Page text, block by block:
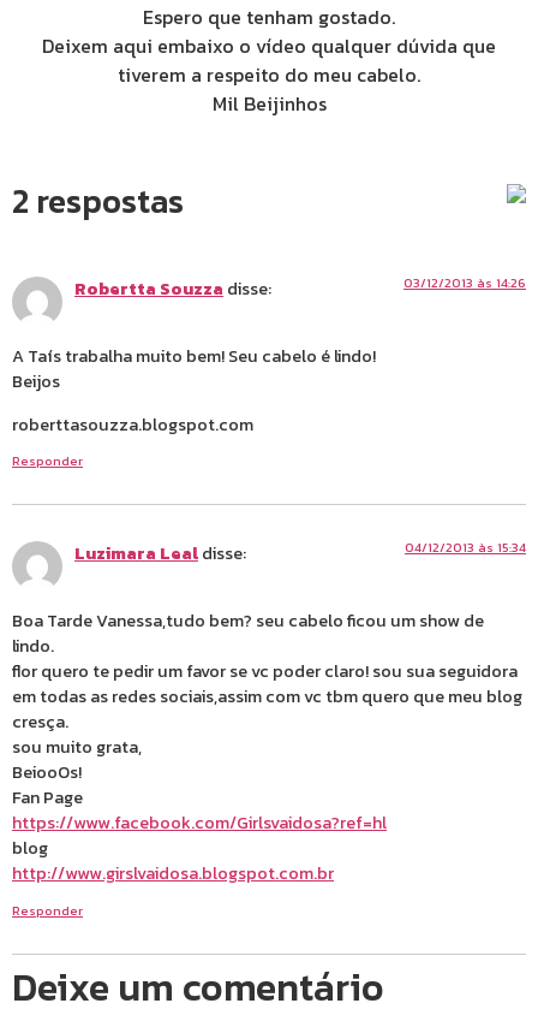
Espero que tenham gostado.
Deixem aqui embaixo o vídeo qualquer dúvida que
tiverem a respeito do meu cabelo.
Mil Beijinhos
2 respostas
Robertta Souzza disse: 03/12/2013 às 14:26
A Taís trabalha muito bem! Seu cabelo é lindo!
Beijos
roberttasouzza.blogspot.com
Responder
Luzimara Lealdisse: 04/12/2013 às 15:34
Boa Tarde Vanessa,tudo bem? seu cabelo ficou um show de
lindo.
flor quero te pedir um favor se vc poder claro! sou sua seguidora
em todas as redes sociais,assim com vc tbm quero que meu blog
cresça.
sou muito grata,
BeiooOs!
Fan Page
https://www.facebook.com/Girlsvaidosa?ref=hl
blog
http://www.girslvaidosa.blogspot.com.br
Responder
Deixe um comentário